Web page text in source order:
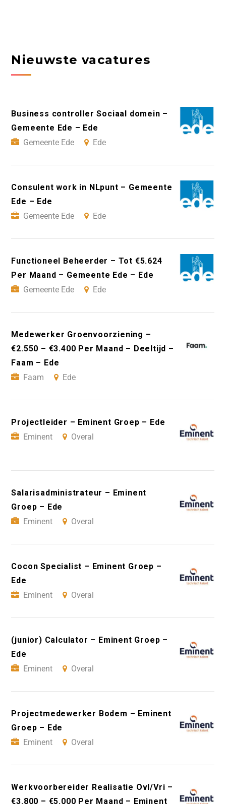
Nieuwste vacatures
Business controller Sociaal domein –
Gemeente Ede – Ede
Gemeente Ede
Ede
Consulent work in NLpunt – Gemeente
Ede – Ede
Gemeente Ede
Ede
Functioneel Beheerder – Tot €5.624
Per Maand – Gemeente Ede – Ede
Gemeente Ede
Ede
Medewerker Groenvoorziening –
€2.550 – €3.400 Per Maand – Deeltijd –
Faam – Ede
Faam
Ede
Projectleider – Eminent Groep – Ede
Eminent
Overal
Salarisadministrateur – Eminent
Groep – Ede
Eminent
Overal
Cocon Specialist – Eminent Groep –
Ede
Eminent
Overal
(junior) Calculator – Eminent Groep –
Ede
Eminent
Overal
Projectmedewerker Bodem – Eminent
Groep – Ede
Eminent
Overal
Werkvoorbereider Realisatie Ovl/Vri –
€3.800 – €5.000 Per Maand – Eminent